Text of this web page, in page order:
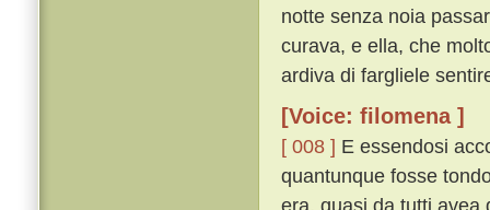
notte senza noia
curava, e ella, che
ardiva di fargliele
[Voice: filomena ]
[ 008 ] E essendosi
quantunque fosse
era, quasi da tutti avea